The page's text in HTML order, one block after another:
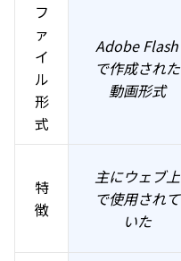
フ
ァ
イ
ル
形
式
Adobe Flash
で作成された
動画形式
特
徴
主にウェブ上
で使用されて
いた